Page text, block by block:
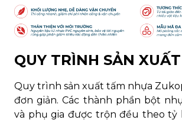
QUY TRÌNH SẢN XUẤT
Quy trình sản xuất tấm nhựa
đơn giản. Các thành phần bột
và phụ gia được trộn đều theo tỷ